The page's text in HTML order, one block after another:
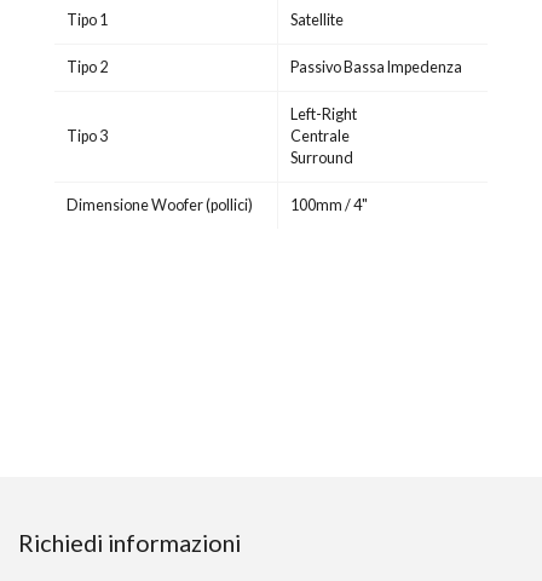
Tipo 1 Satellite
Tipo 2 Passivo Bassa Impedenza
Tipo 3
Left-Right
Centrale
Surround
Dimensione Woofer (pollici) 100mm / 4"
Richiedi informazioni